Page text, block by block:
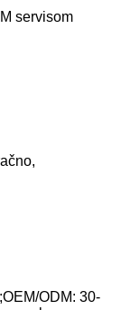
servisom
ODM: 30-